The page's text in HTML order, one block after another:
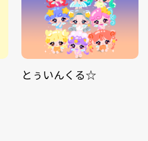
とぅいんくる☆